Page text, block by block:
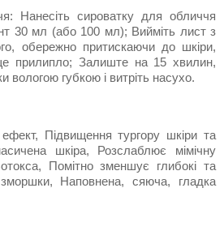
Нанесіть сироватку для обличчя
30 мл (або 100 мл); Вийміть лист з
обережно притискаючи до шкіри,
прилипло; Залиште на 15 хвилин,
вологою губкою і витріть насухо.
Підвищення тургору шкіри та
шкіра, Розслаблює мімічну
Помітно зменшує глибокі та
зморшки, Наповнена, сяюча, гладка